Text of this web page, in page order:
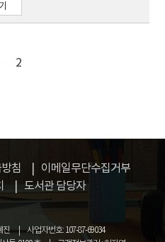
2
침
이메일무단수집거부
도서관 담당자
진
사업자번호: 107-87-69034